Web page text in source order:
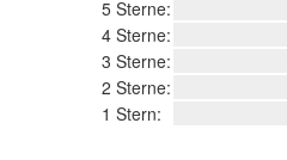
5 Sterne:
4 Sterne:
3 Sterne:
2 Sterne:
1 Stern: